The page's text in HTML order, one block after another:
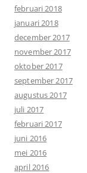
februari 2018
januari 2018
december 2017
november 2017
oktober 2017
september 2017
augustus 2017
juli 2017
februari 2017
juni 2016
mei 2016
april 2016